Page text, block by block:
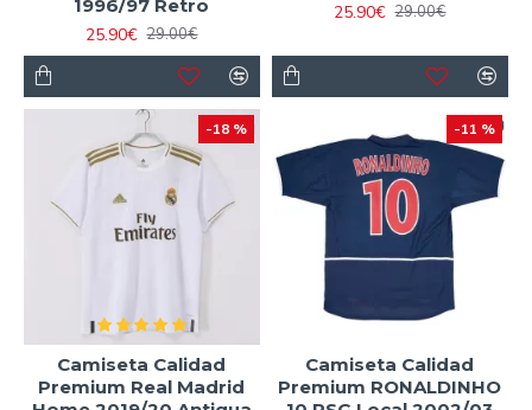
1996/97 Retro
25.90€ 29.00€
25.90€ 29.00€
-18 %
Camiseta Calidad
Premium Real Madrid
-11 %
Camiseta Calidad
Premium RONALDINHO